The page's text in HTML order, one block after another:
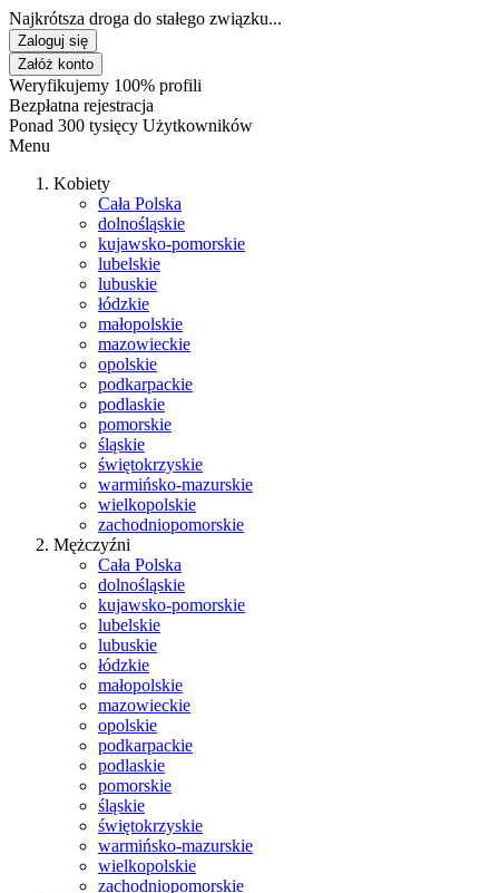
Najkrótsza droga do stałego związku...
Zaloguj się
Załóż konto
Weryfikujemy 100% profili
Bezpłatna rejestracja
Ponad 300 tysięcy Użytkowników
Menu
Kobiety
Cała Polska
dolnośląskie
kujawsko-pomorskie
lubelskie
lubuskie
łódzkie
małopolskie
mazowieckie
opolskie
podkarpackie
podlaskie
pomorskie
śląskie
świętokrzyskie
warmińsko-mazurskie
wielkopolskie
zachodniopomorskie
Mężczyźni
Cała Polska
dolnośląskie
kujawsko-pomorskie
lubelskie
lubuskie
łódzkie
małopolskie
mazowieckie
opolskie
podkarpackie
podlaskie
pomorskie
śląskie
świętokrzyskie
warmińsko-mazurskie
wielkopolskie
zachodniopomorskie